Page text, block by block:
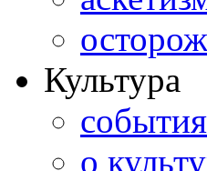
Культура
о